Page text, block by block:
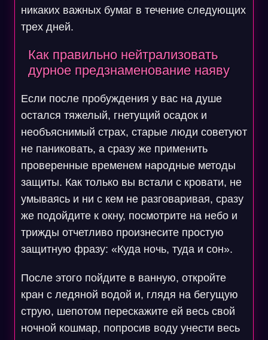
никаких важных бумаг в течение следующих
трех дней.
Как правильно нейтрализовать
дурное предзнаменование наяву
Если после пробуждения у вас на душе
остался тяжелый, гнетущий осадок и
необъяснимый страх, старые люди советуют
не паниковать, а сразу же применить
проверенные временем народные методы
защиты. Как только вы встали с кровати, не
умываясь и ни с кем не разговаривая, сразу
же подойдите к окну, посмотрите на небо и
трижды отчетливо произнесите простую
защитную фразу: «Куда ночь, туда и сон».
После этого пойдите в ванную, откройте
кран с ледяной водой и, глядя на бегущую
струю, шепотом перескажите ей весь свой
ночной кошмар, попросив воду унести весь